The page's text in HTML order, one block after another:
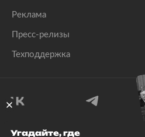
Реклама
Пресс-релизы
Техподдержка
Угадайте, где